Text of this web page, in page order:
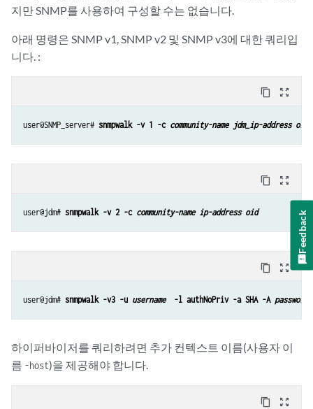
지만 SNMP를 사용하여 구성할 수는 없습니다.
아래 명령은 SNMP v1, SNMP v2 및 SNMP v3에 대한 쿼리입
니다. :
content_copy zoom_out_map
user@SNMP_server# snmpwalk -v 1 -c community-name jdm_ip-address oid
content_copy zoom_out_map
user@jdm# snmpwalk -v 2 -c community-name ip-address oid
content_copy zoom_out_map
user@jdm# snmpwalk -v3 -u username
  -l authNoPriv -a SHA -A
password
하이퍼바이저를 쿼리하려면 추가 컨텍스트 이름(사용자 이
름 -host)을 제공해야 합니다.
content_copy zoom_out_map
Feedback